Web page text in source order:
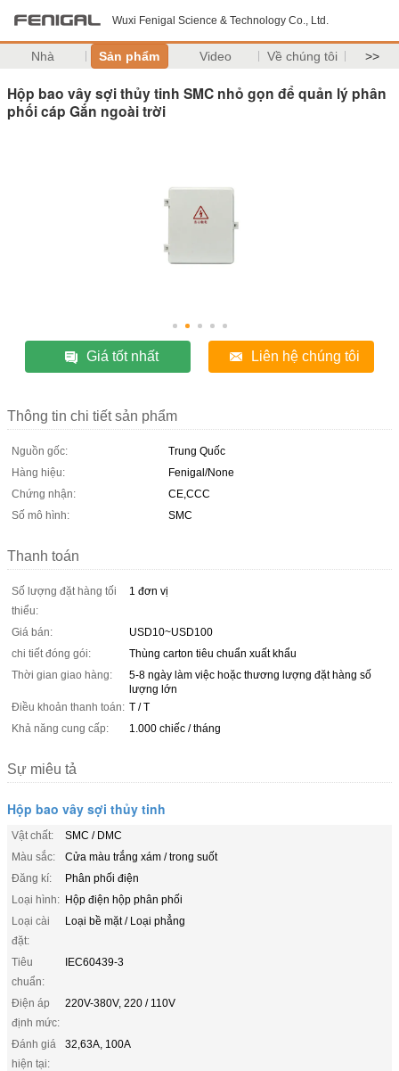
Wuxi Fenigal Science & Technology Co., Ltd.
Nhà Sản phẩm Video Về chúng tôi >>
Hộp bao vây sợi thủy tinh SMC nhỏ gọn để quản lý phân
phối cáp Gắn ngoài trời
Giá tốt nhất Liên hệ chúng tôi
Thông tin chi tiết sản phẩm
Nguồn gốc:
Trung Quốc
Hàng hiệu:
Fenigal/None
Chứng nhận:
CE,CCC
Số mô hình:
SMC
Thanh toán
Số lượng đặt hàng tối
thiểu:
1 đơn vị
Giá bán:
USD10~USD100
chi tiết đóng gói:
Thùng carton tiêu chuẩn xuất khẩu
Thời gian giao hàng:
5-8 ngày làm việc hoặc thương lượng đặt hàng số
lượng lớn
Điều khoản thanh toán: T / T
Khả năng cung cấp:
1.000 chiếc / tháng
Sự miêu tả
Hộp bao vây sợi thủy tinh
Vật chất:
SMC / DMC
Màu sắc:
Cửa màu trắng xám / trong suốt
Đăng kí:
Phân phối điện
Loại hình: Hộp điện hộp phân phối
Loại cài
đặt:
Loại bề mặt / Loại phẳng
Tiêu
chuẩn:
IEC60439-3
Điện áp
định mức:
220V-380V, 220 / 110V
Đánh giá
hiện tại:
32,63A, 100A